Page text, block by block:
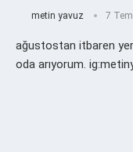
metin yavuz 7
ağustostan itbaren
oda arıyorum.